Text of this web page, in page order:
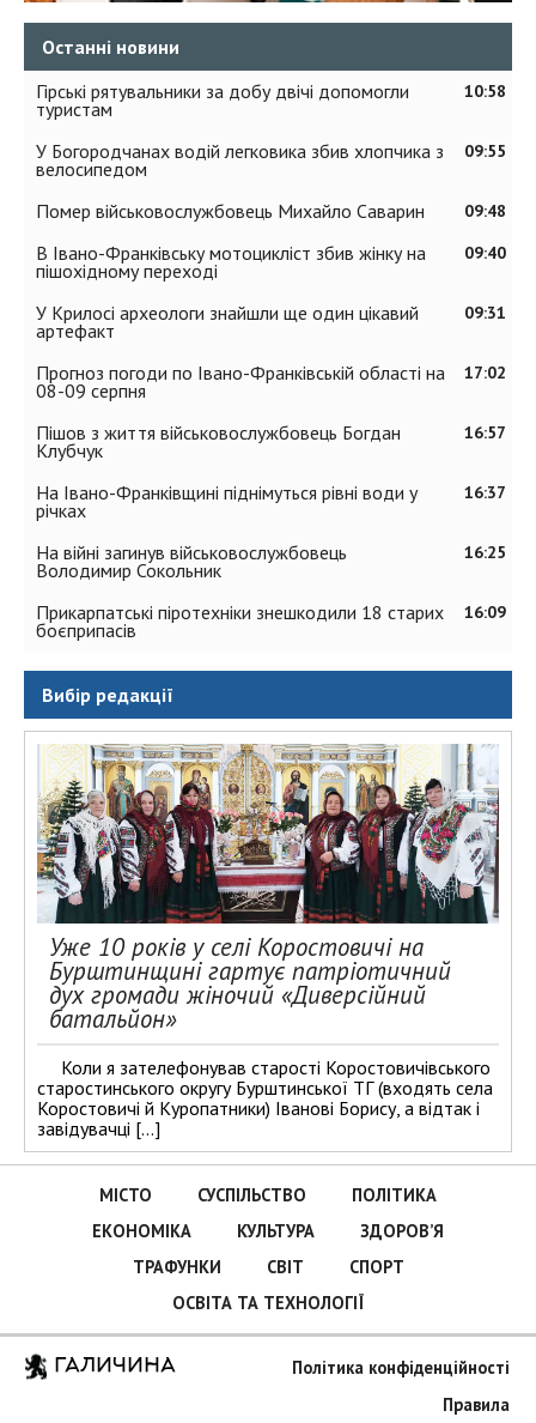
Останні новини
10:58
Гірські рятувальники за добу двічі допомогли
туристам
09:55
У Богородчанах водій легковика збив хлопчика з
велосипедом
09:48
Помер військовослужбовець Михайло Саварин
09:40
В Івано-Франківську мотоцикліст збив жінку на
пішохідному переході
09:31
У Крилосі археологи знайшли ще один цікавий
артефакт
17:02
Прогноз погоди по Івано-Франківській області на
08-09 серпня
16:57
Пішов з життя військовослужбовець Богдан
Клубчук
16:37
На Івано-Франківщині піднімуться рівні води у
річках
16:25
На війні загинув військовослужбовець
Володимир Сокольник
16:09
Прикарпатські піротехніки знешкодили 18 старих
боєприпасів
Вибір редакції
Уже 10 років у селі Коростовичі на
Бурштинщині гартує патріотичний
дух громади жіночий «Диверсійний
батальйон»
Коли я зателефонував старості Коростовичівського
старостинського округу Бурштинської ТГ (входять села
Коростовичі й Куропатники) Іванові Борису, а відтак і
завідувачці […]
МІСТО СУСПІЛЬСТВО
ПОЛІТИКА
ЕКОНОМІКА
КУЛЬТУРА
ЗДОРОВ’Я
ТРАФУНКИ
СВІТ
СПОРТ
ОСВІТА ТА ТЕХНОЛОГІЇ
ГАЛИЧИНА
Політика конфіденційності
Правила